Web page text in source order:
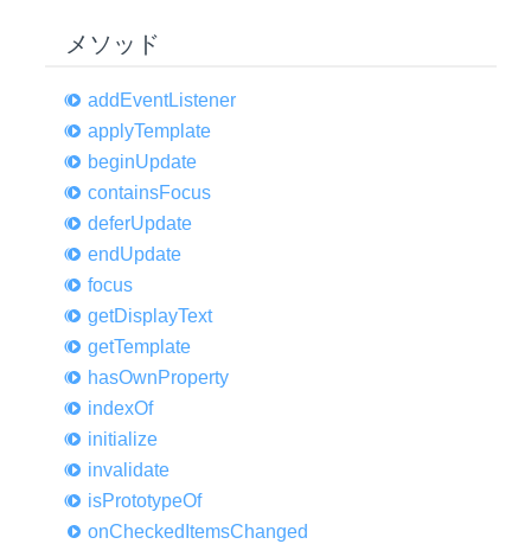
メソッド
add EventListener
applyTemplate
beginUpdate
containsFocus
deferUpdate
endUpdate
focus
getDisplayText
getTemplate
hasOwnProperty
indexOf
initialize
invalidate
isPrototypeOf
onChecked ItemsChanged